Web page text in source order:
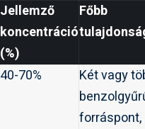
Jellemző
koncentráció
(%)
Főbb
40-70%
Két vagy